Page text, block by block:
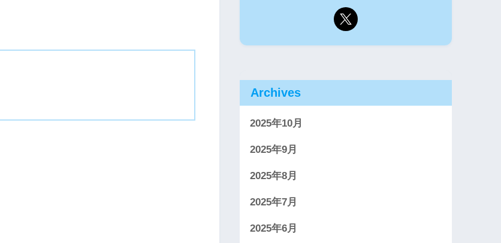
Archives
2025年10月
2025年9月
2025年8月
2025年7月
2025年6月